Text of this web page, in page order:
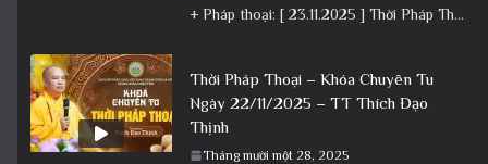
+ Pháp thoại: [ 23.11.2025 ] Thời Pháp Thoại – Khóa Chuyên Tu Chùa Khai Nguyên│Thầy Thích Đạo Thịnh +
Thời Pháp Thoại – Khóa Chuyên Tu
Ngày 22/11/2025 – TT Thích Đạo
Thịnh
Tháng mười một 28, 2025